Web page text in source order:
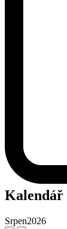
Kalendář
Srpen2026